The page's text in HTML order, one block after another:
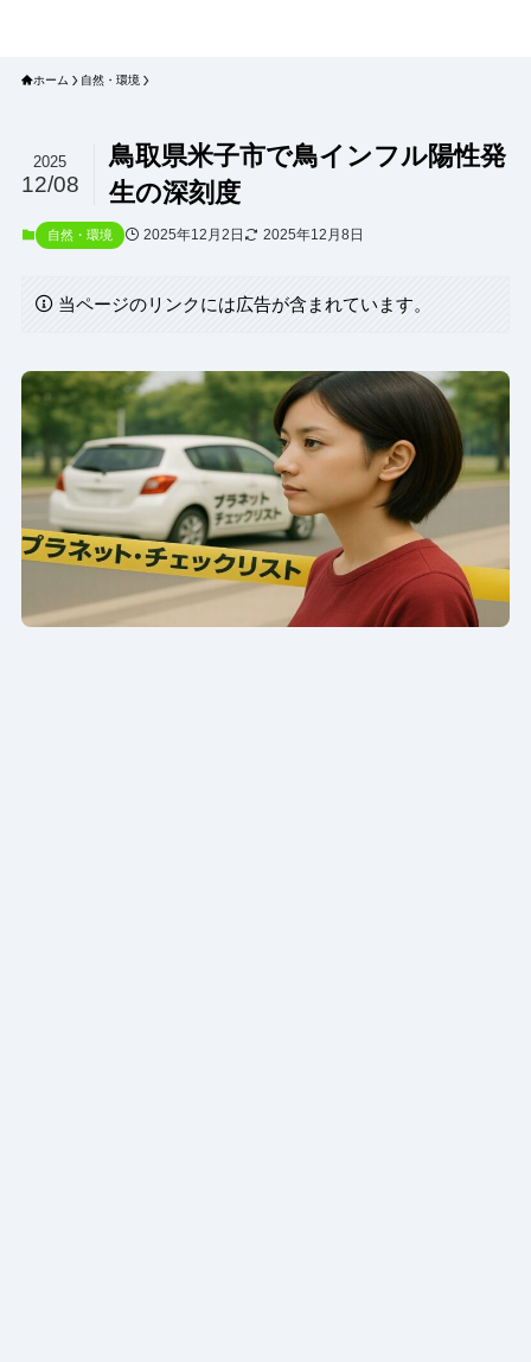
ホーム 自然・環境
鳥取県米子市で鳥インフル陽性発
生の深刻度
2025
12/08
自然・環境 2025年12月2日 2025年12月8日
当ページのリンクには広告が含まれています。